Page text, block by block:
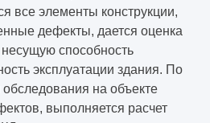
все элементы конструкции,
дефекты, дается оценка
способность
эксплуатации здания. По
на объекте
выполняется расчет